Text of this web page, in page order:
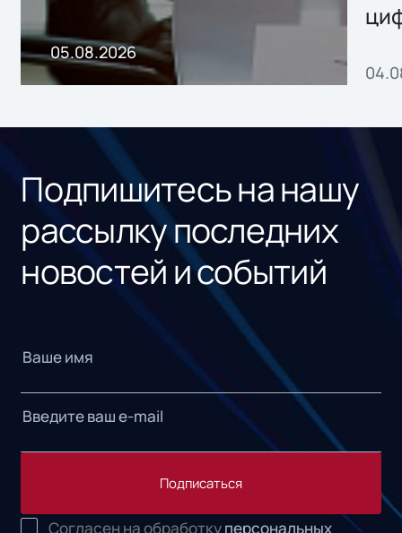
05.08.2026
Подпишитесь на нашу
рассылку последних
новостей и событий
Подписаться
Согласен на обработкуперсональных